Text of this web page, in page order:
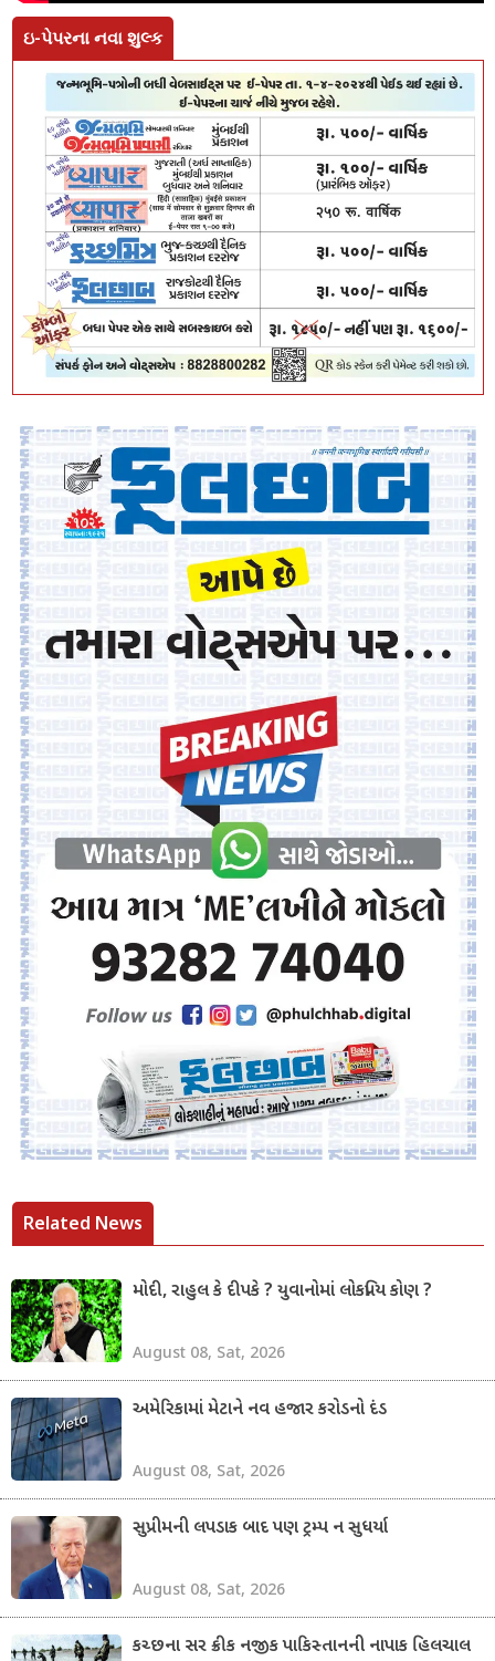
ઇ-પેપરના નવા શુલ્ક
Related News
મોદી, રાહુલ કે દીપકે ? યુવાનોમાં લોકપ્રિય કોણ ?
August 08, Sat, 2026
અમેરિકામાં મેટાને નવ હજાર કરોડનો દંડ
August 08, Sat, 2026
સુપ્રીમની લપડાક બાદ પણ ટ્રમ્પ ન સુધર્યા
August 08, Sat, 2026
કચ્છના સર ક્રીક નજીક પાકિસ્તાનની નાપાક હિલચાલ